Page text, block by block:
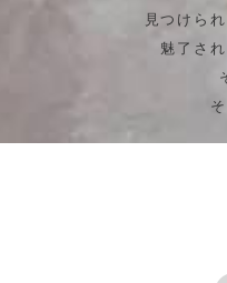
見つけら
魅了さ